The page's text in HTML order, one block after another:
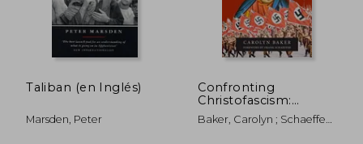
Taliban (en Inglés)
Marsden, Peter
Confronting
Christofascism:
Healing the
Evangelical Wound
Baker, Carolyn ; Schaeffer,